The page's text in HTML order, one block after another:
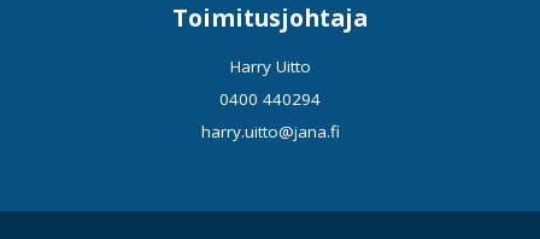
Toimitusjohtaja
Harry Uitto
0400 440294
harry.uitto@jana.fi